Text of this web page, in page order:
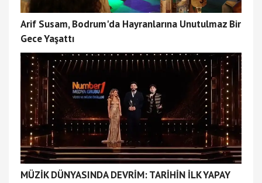
Arif Susam, Bodrum'da Hayranlarına Unutulmaz Bir
Gece Yaşattı
MÜZİK DÜNYASINDA DEVRİM: TARİHİN İLK YAPAY